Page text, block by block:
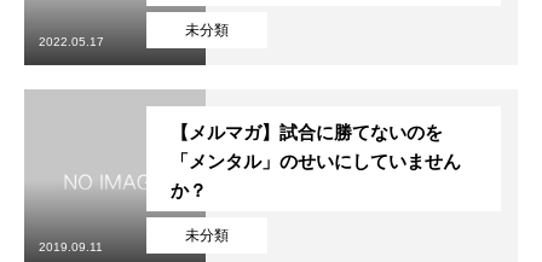
システム・クラス・料金
未分類
2022.05.17
未分類
【メルマガ】試合に勝てないのを
「メンタル」のせいにしていません
か？
2019.09.11